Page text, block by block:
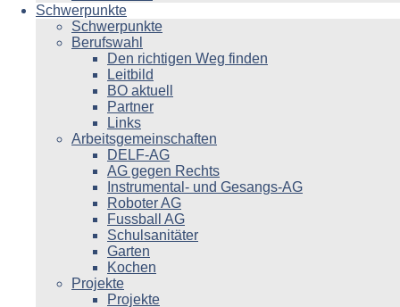
Schwerpunkte
Schwerpunkte
Berufswahl
Den richtigen Weg finden
Leitbild
BO aktuell
Partner
Links
Arbeitsgemeinschaften
DELF-AG
AG gegen Rechts
Instrumental- und Gesangs-AG
Roboter AG
Fussball AG
Schulsanitäter
Garten
Kochen
Projekte
Projekte